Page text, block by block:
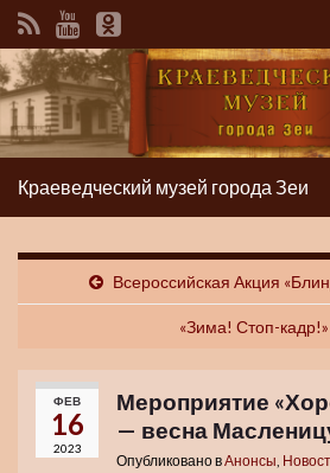
Краеведческий музей города Зеи
Всероссийская Акция
«Зима! Стоп-кадр!»
ФЕВ
16
2023
Мероприятие
— весна
Опубликовано вАнонсы,